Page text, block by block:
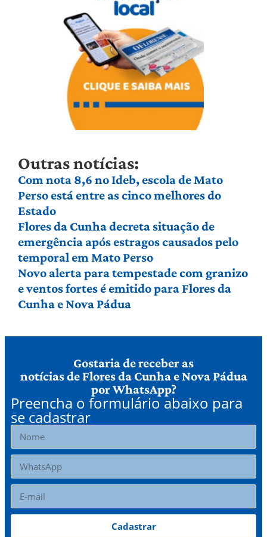
Outras notícias:
Com nota 8,6 no Ideb, escola de Mato
Perso está entre as cinco melhores do
Estado
Flores da Cunha decreta situação de
emergência após estragos causados pelo
temporal em Mato Perso
Novo alerta para tempestade com granizo
e ventos fortes é emitido para Flores da
Cunha e Nova Pádua
Gostaria de receber as
notícias de Flores da Cunha e Nova Pádua
por WhatsApp?
Preencha o formulário abaixo para
se cadastrar
Cadastrar